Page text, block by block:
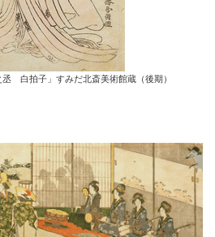
白拍子」すみだ北斎美術館蔵（後期）